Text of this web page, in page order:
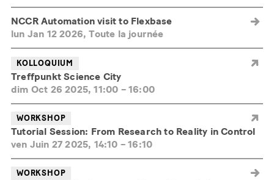
NCCR Automation visit to Flexbase
lun Jan 12 2026, Toute la journée
KOLLOQUIUM
Treffpunkt Science City
dim Oct 26 2025, 11:00 –16:00
WORKSHOP
Tutorial Session: From Research to Reality in Control
ven Juin 27 2025, 14:10 –16:10
WORKSHOP